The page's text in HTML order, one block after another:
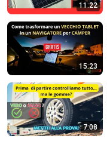
11:22
15:23
7:08